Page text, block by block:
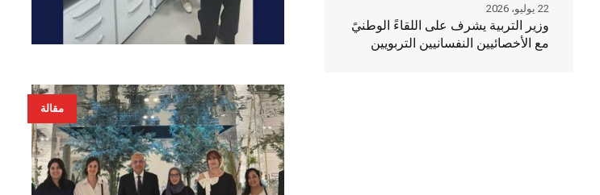
مقالة
وزير التربية يشرف على اللقاءً الوطنيً
مع الأخصائيين النفسانيين التربويين
22 يوليو، 2026